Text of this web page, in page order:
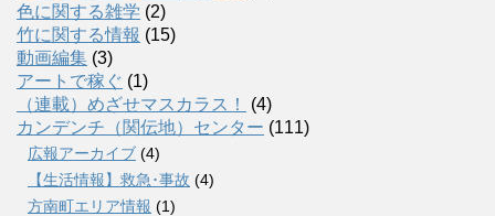
色に関する雑学 (2)
竹に関する情報 (15)
動画編集 (3)
アートで稼ぐ (1)
（連載）めざせマスカラス！
(4)
カンデンチ（関伝地）センター (111)
広報アーカイブ (4)
【生活情報】救急･事故 (4)
方南町エリア情報 (1)